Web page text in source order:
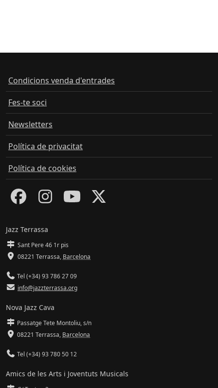
Condicions venda d'entrades
Fes-te soci
Newsletters
Política de privacitat
Política de cookies
Jazz Terrassa
Sant Pere 46 1r pis
08221 Terrassa, Barcelona
Tel (+34) 93 786 27 09
info@jazzterrassa.org
Nova Jazz Cava
Passatge Tete Montoliu, s/n
08221 Terrassa, Barcelona
Tel (+34) 93 780 50 12
Amics de les Arts i Joventuts Musicals